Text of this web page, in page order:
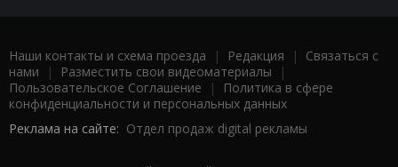
Наши контакты и схема проезда | Редакция | Связаться с
нами | Разместить свои видеоматериалы |
Пользовательское Соглашение |
Политика в сфере
конфиденциальности и персональных данных
Реклама на сайте: Отдел продаж digital рекламы